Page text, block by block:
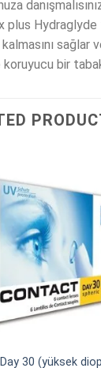
plus
sağlar
koruyucu bir
30 (yüksek